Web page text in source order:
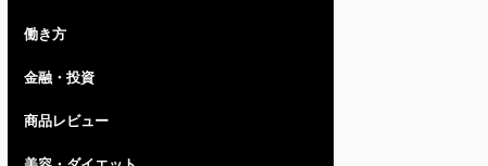
働き方
金融・投資
商品レビュー